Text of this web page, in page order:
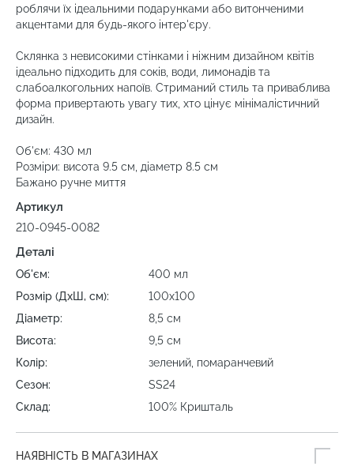
роблячи їх ідеальними подарунками або витонченими
акцентами для будь-якого інтер'єру.
Склянка з невисокими стінками і ніжним дизайном квітів
ідеально підходить для соків, води, лимонадів та
слабоалкогольних напоїв. Стриманий стиль та приваблива
форма привертають увагу тих, хто цінує мінімалістичний
дизайн.
Об'єм: 430 мл
Розміри: висота 9.5 см, діаметр 8.5 см
Бажано ручне миття
Артикул
210-0945-0082
Деталі
Об'єм:
400 мл
Розмір (ДхШ, см):
100х100
Діаметр:
8,5 см
Висота:
9,5 см
Колір:
зелений, помаранчевий
Сезон:
SS24
Склад:
100% Кришталь
НАЯВНІСТЬ В МАГАЗИНАХ